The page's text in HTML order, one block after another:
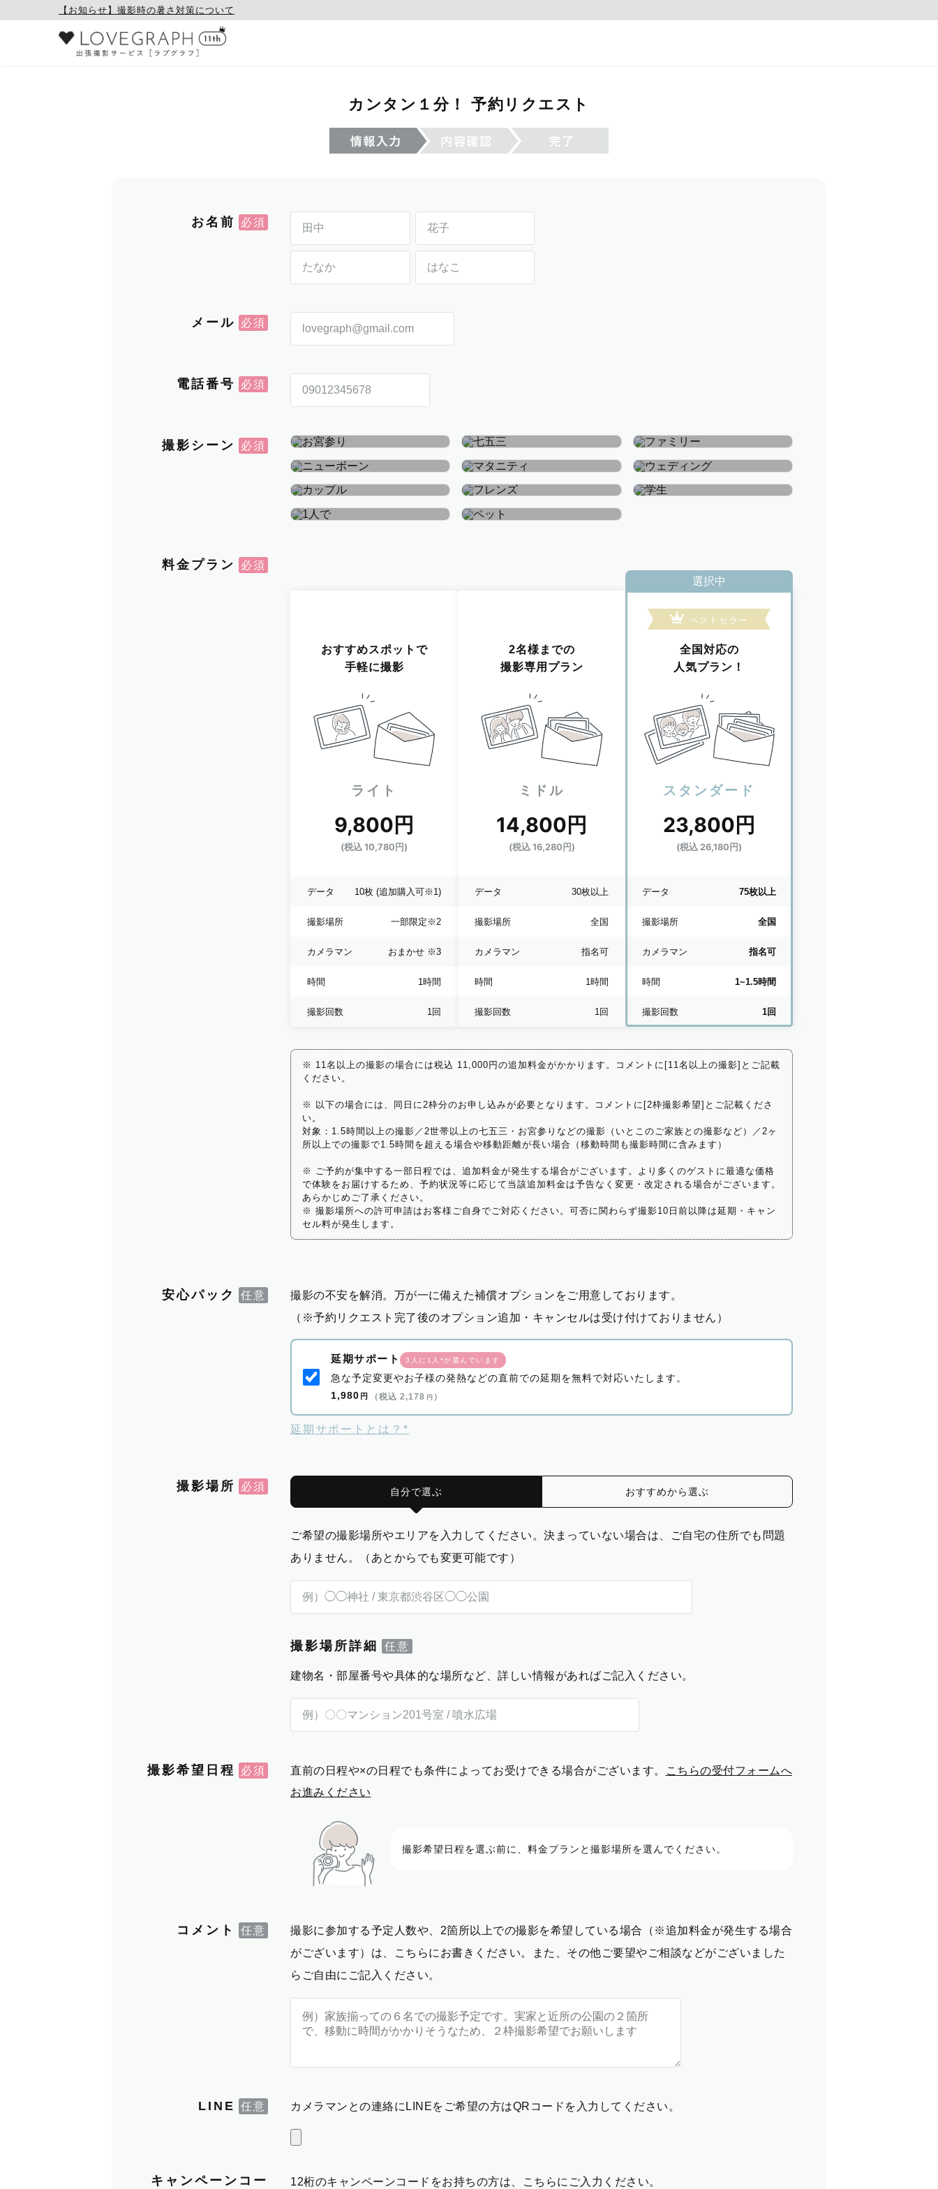
【お知らせ】撮影時の暑さ対策について
カンタン１分！ 予約リクエスト
お名前
メール
電話番号
撮影シーン
お宮参り・お食い初め
七五三
ファミリー
ニューボーン
マタニティ
ウェディング
料金プラン
おすすめスポットで
手軽に撮影
ライト
9,800円
(税込 10,780円)
データ 10枚 (追加購入可※1)
撮影場所 一部限定 ※2
カメラマン おまかせ ※3
時間 1時間
撮影回数 1回
2名様までの
撮影専用プラン
ミドル
14,800円
(税込 16,280円)
データ 30枚以上
撮影場所 全国
カメラマン 指名可
時間 1時間
撮影回数 1回
選択中
ベストセラー
全国対応の
人気プラン！
スタンダード
23,800円
(税込 26,180円)
データ 75枚以上
撮影場所 全国
カメラマン 指名可
時間 1~1.5時間
撮影回数 1回
※ 11名以上の撮影の場合には税込 11,000円の追加料金がかかります。コメントに[11名以上の撮影]とご記載
ください。
※ 以下の場合には、同日に2枠分のお申し込みが必要となります。コメントに[2枠撮影希望]とご記載くださ
い。
対象：1.5時間以上の撮影／2世帯以上の七五三・お宮参りなどの撮影（いとこのご家族との撮影など）／2ヶ
所以上での撮影で1.5時間を超える場合や移動距離が長い場合（移動時間も撮影時間に含みます）
※ ご予約が集中する一部日程では、追加料金が発生する場合がございます。より多くのゲストに最適な価格
で体験をお届けするため、予約状況等に応じて当該追加料金は予告なく変更・改定される場合がございます。
あらかじめご了承ください。
※ 撮影場所への許可申請はお客様ご自身でご対応ください。可否に関わらず撮影10日前以降は延期・キャン
セル料が発生します。
安心パック
撮影の不安を解消。万が一に備えた補償オプションをご用意しております。
（※予約リクエスト完了後のオプション追加・キャンセルは受け付けておりません）
延期サポート 3人に1人*が選んでいます
急な予定変更やお子様の発熱などの直前での延期を無料で対応いたします。
1,980 円 （税込 2,178 円 ）
延期サポートとは？*
撮影場所 自分で選ぶ おすすめから選ぶ
ご希望の撮影場所やエリアを入力してください。決まっていない場合は、ご自宅の住所でも問題
ありません。（あとからでも変更可能です）
撮影場所詳細
建物名・部屋番号や具体的な場所など、詳しい情報があればご記入ください。
撮影希望日程 直前の日程や×の日程でも条件によってお受けできる場合がございます。
こちらの受付フォームへ
お進みください
撮影希望日程を選ぶ前に、料金プランと撮影場所を選んでください。
コメント
撮影に参加する予定人数や、2箇所以上での撮影を希望している場合（※追加料金が発生する場合
がございます）は、こちらにお書きください。また、その他ご要望やご相談などがございました
らご自由にご記入ください。
LINE カメラマンとの連絡にLINEをご希望の方はQRコードを入力してください。
キャンペーンコー 12桁のキャンペーンコードをお持ちの方は、こちらにご入力ください。